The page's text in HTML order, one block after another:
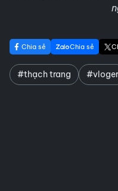
Chia sẻ Chia sẻ
#thạch trang #vloger